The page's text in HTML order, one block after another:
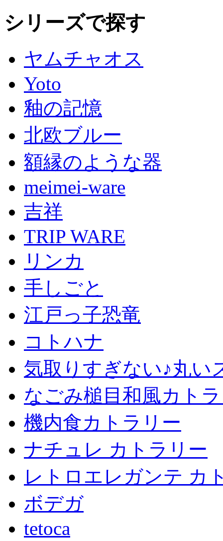
シリーズで探す
ヤムチャオス
Yoto
釉の記憶
北欧ブルー
額縁のような器
meimei-ware
吉祥
TRIP WARE
リンカ
手しごと
江戸っ子恐竜
コトハナ
気取りすぎない♪丸い
なごみ槌目和風カト
機内食カトラリー
ナチュレ カトラリー
レトロエレガンテ カ
ボデガ
tetoca